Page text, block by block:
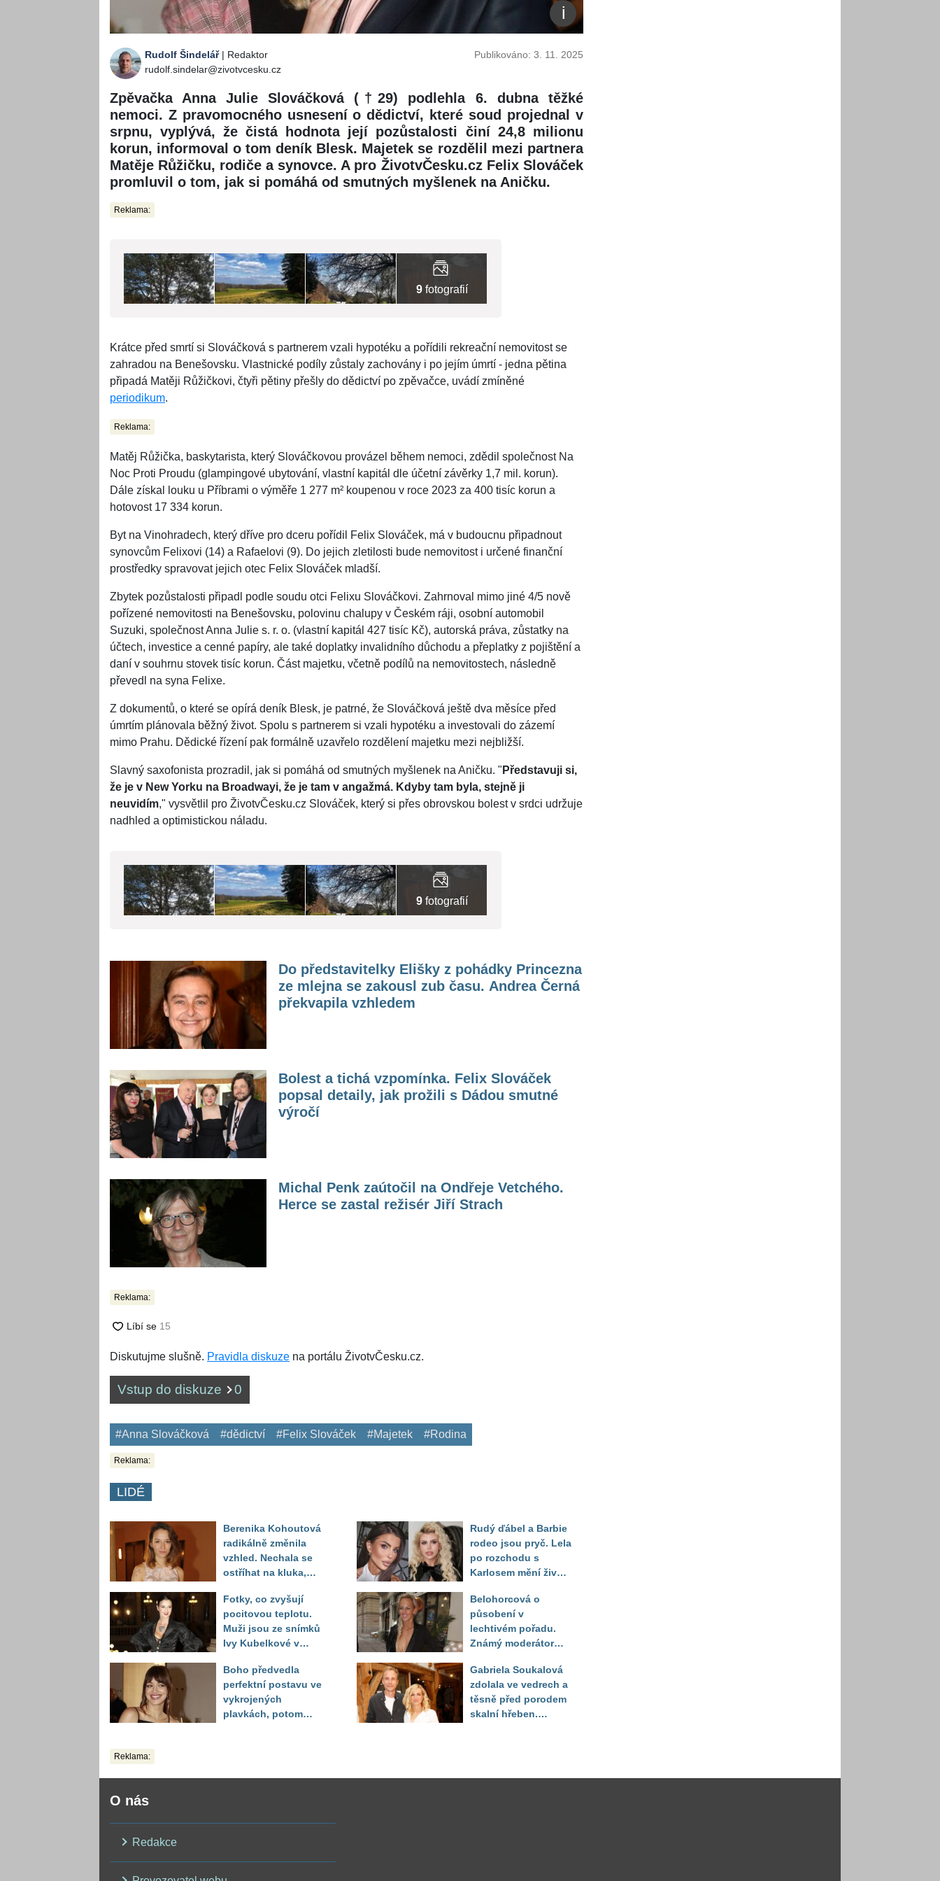
Rudolf Šindelář| Redaktor
rudolf.sindelar@zivotvcesku.cz
Publikováno: 3. 11. 2025
Zpěvačka Anna Julie Slováčková (†29) podlehla 6. dubna těžké
nemoci. Z pravomocného usnesení o dědictví, které soud projednal v
srpnu, vyplývá, že čistá hodnota její pozůstalosti činí 24,8 milionu
korun, informoval o tom deník Blesk. Majetek se rozdělil mezi partnera
Matěje Růžičku, rodiče a synovce. A pro ŽivotvČesku.cz Felix Slováček
promluvil o tom, jak si pomáhá od smutných myšlenek na Aničku.
Reklama:
9fotografií
Krátce před smrtí si Slováčková s partnerem vzali hypotéku a pořídili rekreační nemovitost se
zahradou na Benešovsku. Vlastnické podíly zůstaly zachovány i po jejím úmrtí - jedna pětina
připadá Matěji Růžičkovi, čtyři pětiny přešly do dědictví po zpěvačce, uvádí zmíněné
periodikum.
Reklama:
Matěj Růžička, baskytarista, který Slováčkovou provázel během nemoci, zdědil společnost Na
Noc Proti Proudu (glampingové ubytování, vlastní kapitál dle účetní závěrky 1,7 mil. korun).
Dále získal louku u Příbrami o výměře 1 277 m² koupenou v roce 2023 za 400 tisíc korun a
hotovost 17 334 korun.
Byt na Vinohradech, který dříve pro dceru pořídil Felix Slováček, má v budoucnu připadnout
synovcům Felixovi (14) a Rafaelovi (9). Do jejich zletilosti bude nemovitost i určené finanční
prostředky spravovat jejich otec Felix Slováček mladší.
Zbytek pozůstalosti připadl podle soudu otci Felixu Slováčkovi. Zahrnoval mimo jiné 4/5 nově
pořízené nemovitosti na Benešovsku, polovinu chalupy v Českém ráji, osobní automobil
Suzuki, společnost Anna Julie s. r. o. (vlastní kapitál 427 tisíc Kč), autorská práva, zůstatky na
účtech, investice a cenné papíry, ale také doplatky invalidního důchodu a přeplatky z pojištění a
daní v souhrnu stovek tisíc korun. Část majetku, včetně podílů na nemovitostech, následně
převedl na syna Felixe.
Z dokumentů, o které se opírá deník Blesk, je patrné, že Slováčková ještě dva měsíce před
úmrtím plánovala běžný život. Spolu s partnerem si vzali hypotéku a investovali do zázemí
mimo Prahu. Dědické řízení pak formálně uzavřelo rozdělení majetku mezi nejbližší.
Slavný saxofonista prozradil, jak si pomáhá od smutných myšlenek na Aničku. " Představuji si,
že je v New Yorku na Broadwayi, že je tam v angažmá. Kdyby tam byla, stejně ji
neuvidím," vysvětlil pro ŽivotvČesku.cz Slováček, který si přes obrovskou bolest v srdci udržuje
nadhled a optimistickou náladu.
9fotografií
Do představitelky Elišky z pohádky Princezna
ze mlejna se zakousl zub času. Andrea Černá
překvapila vzhledem
Bolest a tichá vzpomínka. Felix Slováček
popsal detaily, jak prožili s Dádou smutné
výročí
Michal Penk zaútočil na Ondřeje Vetchého.
Herce se zastal režisér Jiří Strach
Reklama:
Diskutujme slušně. Pravidla diskuze na portálu ŽivotvČesku.cz.
Vstup do diskuze 0
#Anna Slováčková #dědictví #Felix Slováček #Majetek #Rodina
Reklama:
LIDÉ
Berenika Kohoutová
radikálně změnila
vzhled. Nechala se
ostříhat na kluka,
překvapily
Fotky, co zvyšují
pocitovou teplotu.
Muži jsou ze snímků
Ivy Kubelkové v
Boho předvedla
perfektní postavu ve
vykrojených
plavkách, potom
Rudý ďábel a Barbie
rodeo jsou pryč. Lela
po rozchodu s
Karlosem mění život i
Sandeva
Belohorcová o
působení v
lechtivém pořadu.
Známý moderátor
sledoval pod dekou
Gabriela Soukalová
zdolala ve vedrech a
těsně před porodem
skalní hřeben.
Reklama:
O nás
Redakce